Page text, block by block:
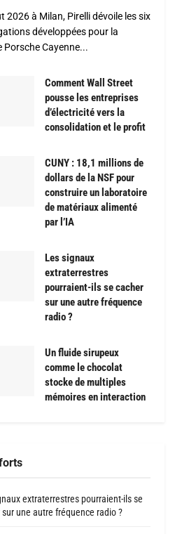
2026 à Milan, Pirelli dévoile les six
développées pour la
Porsche Cayenne...
Comment Wall Street
pousse les entreprises
d’électricité vers la
consolidation et le profit
CUNY : 18,1 millions de
dollars de la NSF pour
construire un laboratoire
de matériaux alimenté
par l’IA
Les signaux
extraterrestres
pourraient-ils se cacher
sur une autre fréquence
radio ?
Un fluide sirupeux
comme le chocolat
stocke de multiples
mémoires en interaction
extraterrestres pourraient-ils se
sur une autre fréquence radio ?